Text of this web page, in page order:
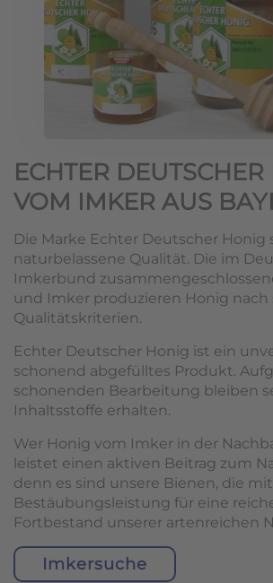
ECHTER
VOM IMKER AUS
Die Marke Echter Deutscher Honig
naturbelassene Qualität. Die im
Imkerbund
und Imker produzieren Honig
Qualitätskriterien.
Echter Deutscher Honig ist ein
schonend abgefülltes Produkt.
schonenden Bearbeitung bleiben
Inhaltsstoffe erhalten.
Wer Honig vom Imker in der
leistet einen aktiven Beitrag zum
denn es sind unsere Bienen, die
Bestäubungsleistung für eine
Fortbestand unserer artenreichen
Imkersuche